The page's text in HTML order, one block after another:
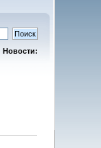
Новости: